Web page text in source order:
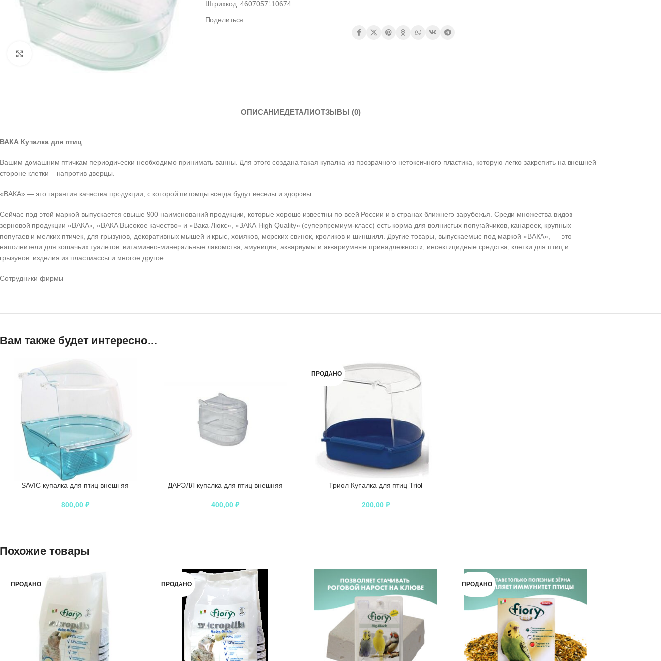
Нажмите, чтобы увеличить
Штрихкод:4607057110674
Поделиться
ОПИСАНИЕДЕТАЛИОТЗЫВЫ (0)
ВАКА Купалка для птиц
Вашим домашним птичкам периодически необходимо принимать ванны. Для этого создана такая купалка из прозрачного нетоксичного пластика, которую легко закрепить на внешней
стороне клетки – напротив дверцы.
«ВАКА» — это гарантия качества продукции, с которой питомцы всегда будут веселы и здоровы.
Сейчас под этой маркой выпускается свыше 900 наименований продукции, которые хорошо известны по всей России и в странах ближнего зарубежья. Среди множества видов
зерновой продукции «ВАКА», «ВАКА Высокое качество» и «Вака-Люкс», «ВАКА High Quality» (суперпремиум-класс) есть корма для волнистых попугайчиков, канареек, крупных
попугаев и мелких птичек, для грызунов, декоративных мышей и крыс, хомяков, морских свинок, кроликов и шиншилл. Другие товары, выпускаемые под маркой «ВАКА», — это
наполнители для кошачьих туалетов, витаминно-минеральные лакомства, амуниция, аквариумы и аквариумные принадлежности, инсектицидные средства, клетки для птиц и
грызунов, изделия из пластмассы и многое другое.
Сотрудники фирмы
Вам также будет интересно…
SAVIC купалка для птиц внешняя
800,00 ₽
ДАРЭЛЛ купалка для птиц внешняя
400,00₽
ПРОДАНО
Триол Купалка для птиц Triol
200,00 ₽
Похожие товары
ПРОДАНО ПРОДАНО ПРОДАНО